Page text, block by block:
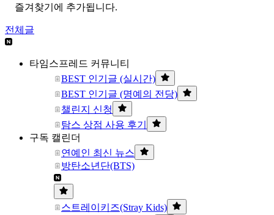
즐겨찾기에 추가됩니다.
전체글
타임스프레드 커뮤니티
BEST 인기글 (실시간)
BEST 인기글 (명예의 전당)
챌린지 신청
탐스 상점 사용 후기
구독 캘린더
연예인 최신 뉴스
방탄소년단(BTS)
스트레이키즈(Stray Kids)